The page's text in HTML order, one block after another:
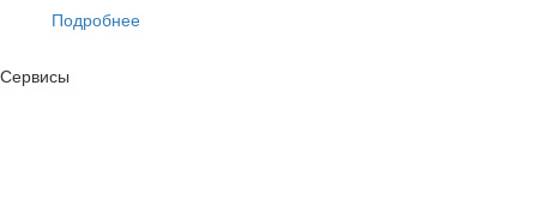
Подробнее
Сервисы